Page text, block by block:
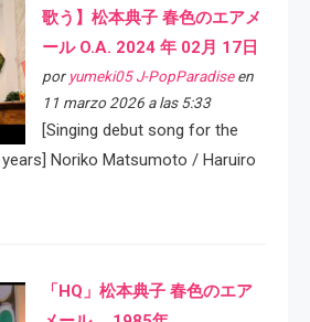
歌う】松本典子 春色のエアメ
ール O.A. 2024 年 02月 17日
por yumeki05 J-PopParadiseen
11 marzo 2026 a las 5:33
[Singing debut song for the
Noriko Matsumoto / Haruiro
「HQ」松本典子 春色のエア